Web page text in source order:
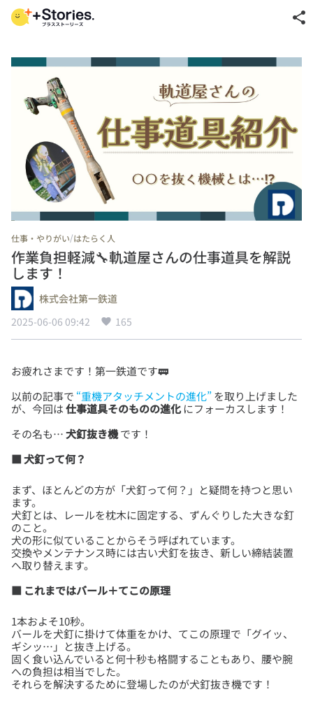
share
仕事・やりがい/はたらく人
作業負担軽減🔧軌道屋さんの仕事道具を解説
します！
株式会社第一鉄道
2025-06-06 09:42
165
以前の記事で “重機アタッチメントの進化”を取り上げました
が、今回は仕事道具そのものの進化
その名も…犬釘抜き機
■ 犬釘って何？
まず、ほとんどの方が「犬釘って何？」と疑問を持つと思い
ます。
犬釘とは、レールを枕木に固定する、ずんぐりした大きな釘
のこと。
犬の形に似ていることからそう呼ばれています。
交換やメンテナンス時には古い犬釘を抜き、新しい締結装置
■ これまではバール＋てこの原理
1本およそ10秒。
バールを犬釘に掛けて体重をかけ、てこの原理で「グイッ、
ギシッ…」と抜き上げる。
固く食い込んでいると何十秒も格闘することもあり、腰や腕
への負担は相当でした。